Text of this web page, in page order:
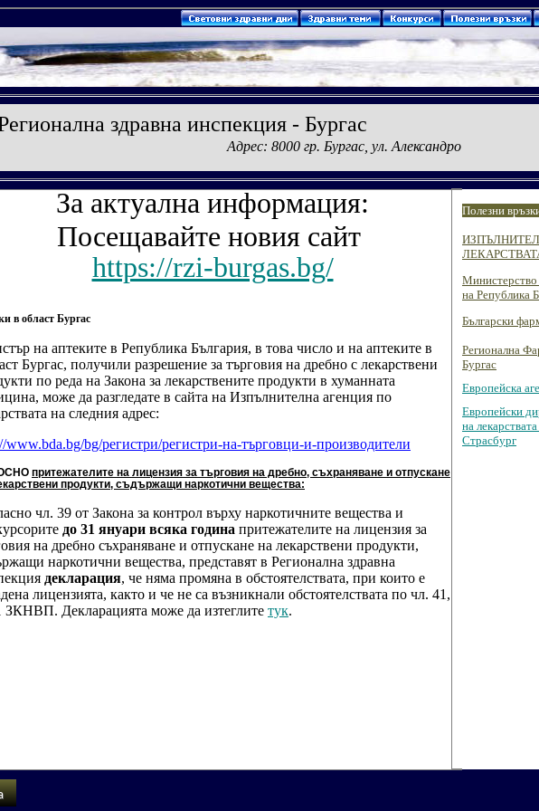
здравна инспекция - Бургас
Адрес: 8000 гр. Бургас, ул.
За актуална информация:
Посещавайте новия сайт
https://rzi-burgas.bg/
в област Бургас
на аптеките в Република България, в това число и на аптеките в
Бургас, получили разрешение за търговия на дребно с лекарствени
по реда на Закона за лекарствените продукти в хуманната
може да разгледате в сайта на Изпълнителна агенция по
на следния адрес:
www.bda.bg/bg/регистри/регистри-на-търговци-и-производители
притежателите на лицензия за търговия на дребно, съхраняване и отпускане
продукти, съдържащи наркотични вещества:
чл. 39 от Закона за контрол върху наркотичните вещества и
до 31 януари всяка година притежателите на лицензия за
на дребно съхраняване и отпускане на лекарствени продукти,
наркотични вещества, представят в Регионална здравна
декларация, че няма промяна в обстоятелствата, при които е
лицензията, както и че не са възникнали обстоятелствата по чл. 41,
ЗКНВП. Декларацията може да изтеглите тук.
Полезни
Министерство
на Република
Български
Регионална
Бургас
Европейска
Европейски
на
Страсбург